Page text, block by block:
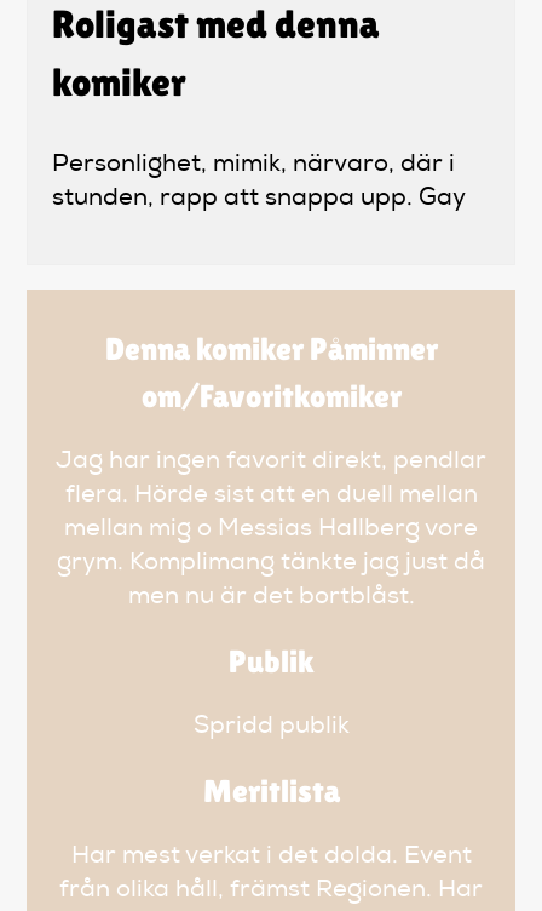
Roligast med denna
komiker
Personlighet, mimik, närvaro, där i
stunden, rapp att snappa upp. Gay
Denna komiker Påminner
om/Favoritkomiker
Jag har ingen favorit direkt, pendlar
flera. Hörde sist att en duell mellan
mellan mig o Messias Hallberg vore
grym. Komplimang tänkte jag just då
men nu är det bortblåst.
Publik
Spridd publik
Meritlista
Har mest verkat i det dolda. Event
från olika håll, främst Regionen. Har